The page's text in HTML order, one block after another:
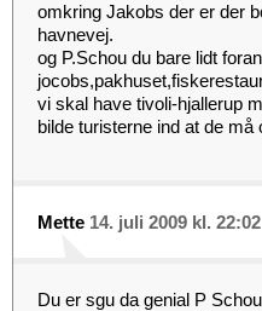
omkring Jakobs der er der
havnevej.
og P.Schou du bare lidt
vi skal have tivoli-hjallerup
bilde turisterne ind at de
Mette 14. juli 2009 kl. 22:02
Du er sgu da genial P